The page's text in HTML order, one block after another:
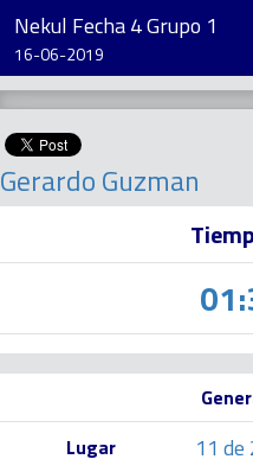
Nekul Fecha 4 Grupo 1
16-06-2019
Gerardo Guzman
Lugar
11 de